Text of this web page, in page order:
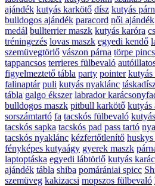
ajándék kutyás karkötő dísz kutyás
bulldogos ajándék paracord női ajándék
medál bullterrier maszk kutyás karóra
tréningezés lovas maszk egyedi kendő
szemüvegtörlő vászon párna törpe
tappancsos terrieres fülbevaló
figyelmeztető tábla party pointer kutyás
falinaptár puli kutyás nyaklánc
tábla galgo ékszer labrador
bulldogos maszk pitbull karkötő kutyás
sorszámtartó fa tacskós fülbevaló
tacskós sapka tacskós pad pass tartó
tacskós nyaklánc kézfertőtlenítő
fényképes kutyaágy gyerek maszk
laptoptáska egyedi lábtörlő kutyás
ajándék tábla shiba pomárániai spicc
szemüveg kakizacsi mopszos fülbevaló